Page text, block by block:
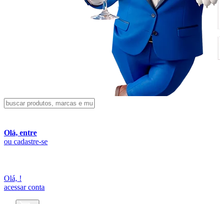
Olá, entre
ou cadastre-se
Olá, !
acessar conta